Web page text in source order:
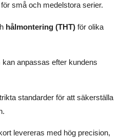
små och medelstora serier.
hålmontering (THT) för olika
anpassas efter kundens
standarder för att säkerställa
levereras med hög precision,